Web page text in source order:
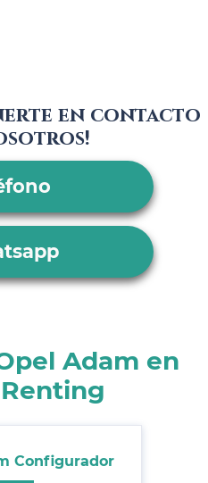
en contacto
Adam en
Configurador